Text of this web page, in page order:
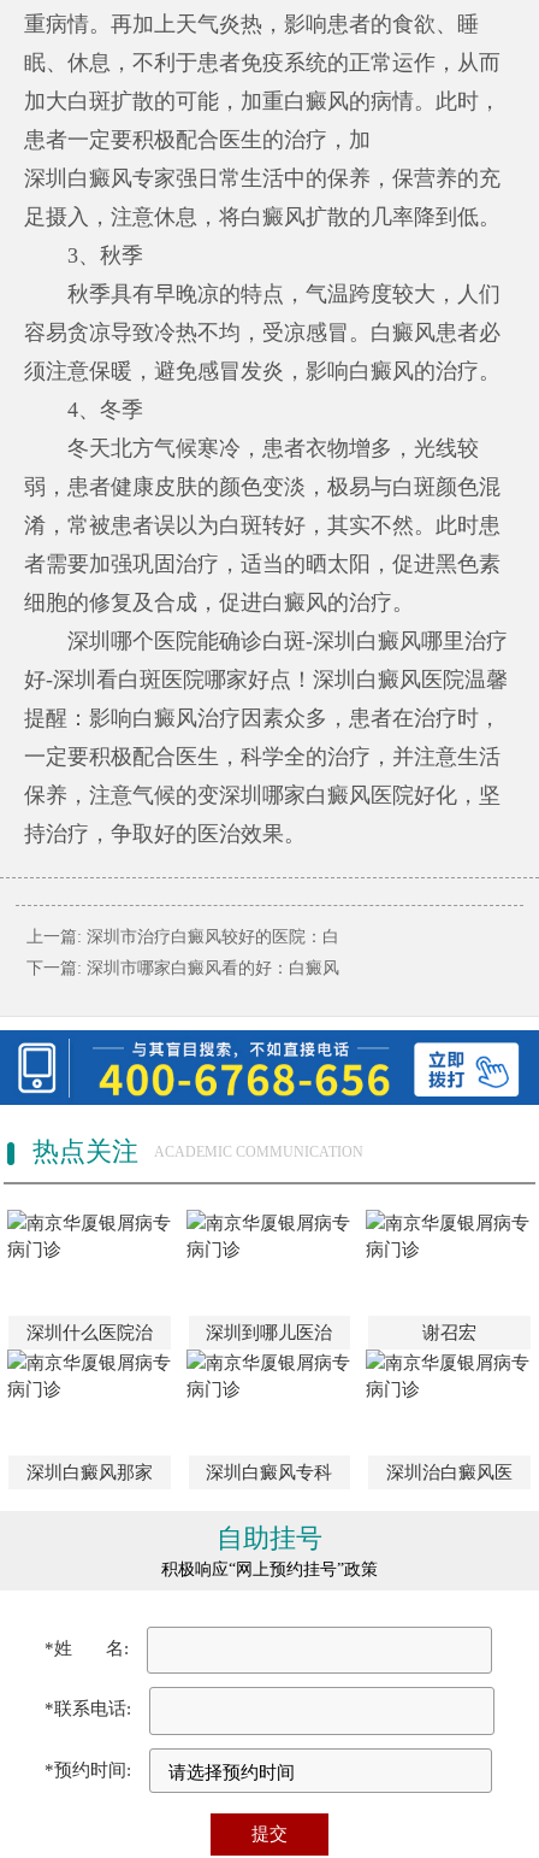
重病情。再加上天气炎热，影响患者的食欲、睡
眠、休息，不利于患者免疫系统的正常运作，从而
加大白斑扩散的可能，加重白癜风的病情。此时，
患者一定要积极配合医生的治疗，加
深圳白癜风专家强日常生活中的保养，保营养的充
足摄入，注意休息，将白癜风扩散的几率降到低。
3、秋季
秋季具有早晚凉的特点，气温跨度较大，人们
容易贪凉导致冷热不均，受凉感冒。白癜风患者必
须注意保暖，避免感冒发炎，影响白癜风的治疗。
4、冬季
冬天北方气候寒冷，患者衣物增多，光线较
弱，患者健康皮肤的颜色变淡，极易与白斑颜色混
淆，常被患者误以为白斑转好，其实不然。此时患
者需要加强巩固治疗，适当的晒太阳，促进黑色素
细胞的修复及合成，促进白癜风的治疗。
深圳哪个医院能确诊白斑-深圳白癜风哪里治疗
好-深圳看白斑医院哪家好点！深圳白癜风医院温馨
提醒：影响白癜风治疗因素众多，患者在治疗时，
一定要积极配合医生，科学全的治疗，并注意生活
保养，注意气候的变深圳哪家白癜风医院好化，坚
持治疗，争取好的医治效果。
上一篇: 深圳市治疗白癜风较好的医院：白
下一篇: 深圳市哪家白癜风看的好：白癜风
热点关注 ACADEMIC COMMUNICATION
深圳什么医院治 深圳到哪儿医治 谢召宏
深圳白癜风那家 深圳白癜风专科 深圳治白癜风医
自助挂号
积极响应“网上预约挂号”政策
*姓 名:
*联系电话:
*预约时间: